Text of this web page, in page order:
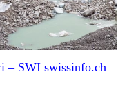
– SWI swissinfo.ch